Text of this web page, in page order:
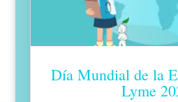
Día Mundial de la
Lyme